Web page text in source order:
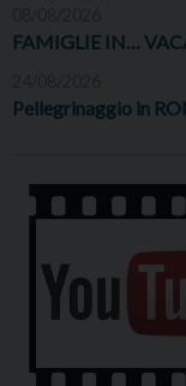
FAMIGLIE IN…
Pellegrinaggio in